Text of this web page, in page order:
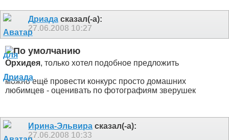
Дриада сказал(-а):
27.06.2008 10:27
Орхидея, только хотел подобное предложить
можно ещё провести конкурс просто домашних
любимцев - оценивать по фотографиям зверушек
Ирина-Эльвира сказал(-а):
27.06.2008 10:33